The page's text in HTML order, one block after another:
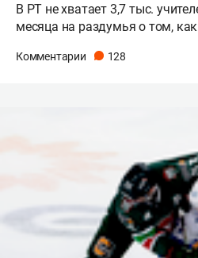
В РТ не хватает 3,7 тыс.
месяца на раздумья о том,
Комментарии 128